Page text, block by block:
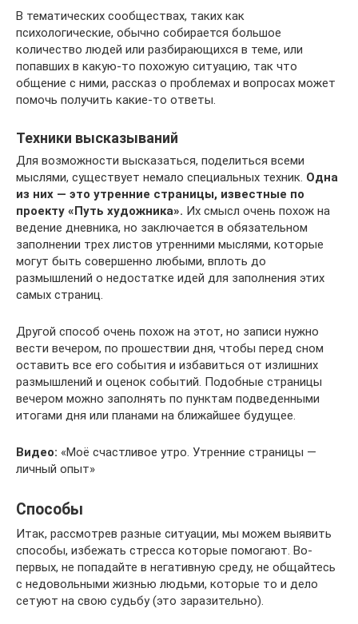
В тематических сообществах, таких как
психологические, обычно собирается большое
количество людей или разбирающихся в теме, или
попавших в какую-то похожую ситуацию, так что
общение с ними, рассказ о проблемах и вопросах может
помочь получить какие-то ответы.
Техники высказываний
Для возможности высказаться, поделиться всеми
мыслями, существует немало специальных техник. Одна
из них — это утренние страницы, известные по
проекту «Путь художника». Их смысл очень похож на
ведение дневника, но заключается в обязательном
заполнении трех листов утренними мыслями, которые
могут быть совершенно любыми, вплоть до
размышлений о недостатке идей для заполнения этих
самых страниц.
Другой способ очень похож на этот, но записи нужно
вести вечером, по прошествии дня, чтобы перед сном
оставить все его события и избавиться от излишних
размышлений и оценок событий. Подобные страницы
вечером можно заполнять по пунктам подведенными
итогами дня или планами на ближайшее будущее.
Видео: «Моё счастливое утро. Утренние страницы —
личный опыт»
Способы
Итак, рассмотрев разные ситуации, мы можем выявить
способы, избежать стресса которые помогают. Во-
первых, не попадайте в негативную среду, не общайтесь
с недовольными жизнью людьми, которые то и дело
сетуют на свою судьбу (это заразительно).